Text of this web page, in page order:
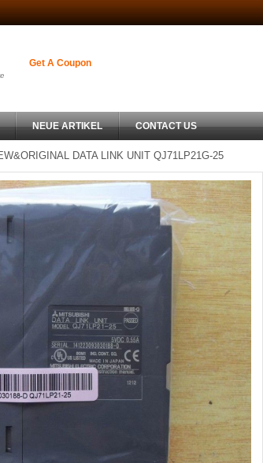
Get A Coupon
NEUE ARTIKEL CONTACT US
DATA LINK UNIT QJ71LP21G-25